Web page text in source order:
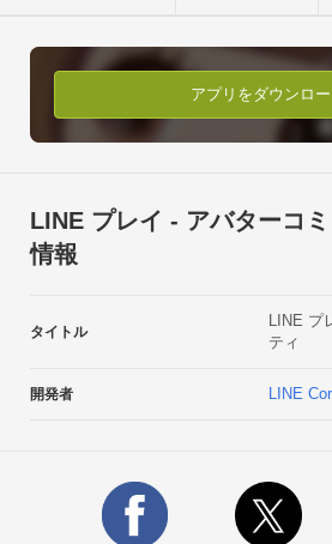
- 可愛いペット友だちの登場
LINE プレイにキュートなペットの友だ
胸きゅんペットと一緒にいると、毎日
ビスがオープン！
毎日ログインすると貰える！出席ボー
なれます。VIPになると、専用ガチャな
そのほかにもVIPのレベル別にリサイ
大個数の増加、最大アイテム保有数の
チャの常時割引、ギフトショップの1 +
アバター作成カメラで自分の顔を撮影
りのアバターが簡単に作れます。
アプリをダウンロ
LINE プレイ - アバターコ
情報
タイトル
LINE
ティ
開発者 LINE